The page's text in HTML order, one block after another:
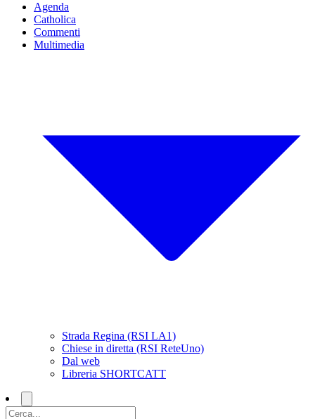
Agenda
Catholica
Commenti
Multimedia
Strada Regina (RSI LA1)
Chiese in diretta (RSI ReteUno)
Dal web
Libreria SHORTCATT